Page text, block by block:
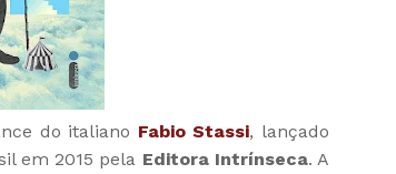
do italiano Fabio Stassi, lançado
em 2015 pela Editora Intrínseca. A